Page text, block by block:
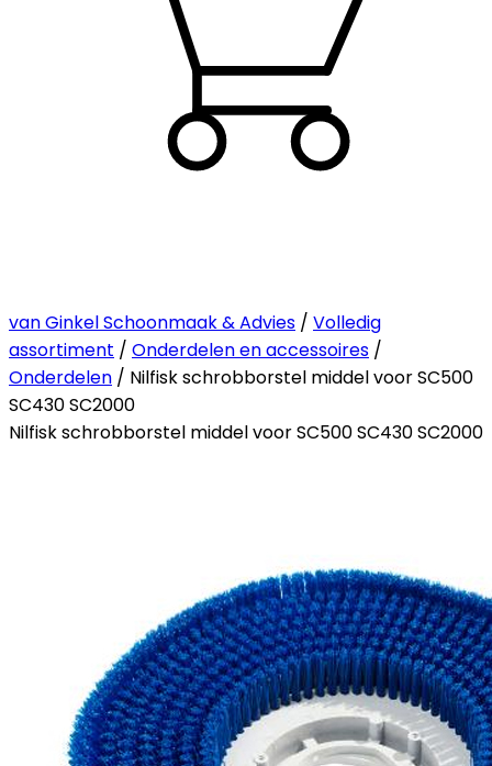
van Ginkel Schoonmaak & Advies / Volledig
assortiment / Onderdelen en accessoires /
Onderdelen / Nilfisk schrobborstel middel voor SC500
SC430 SC2000
Nilfisk schrobborstel middel voor SC500 SC430 SC2000